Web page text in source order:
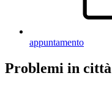
appuntamento
Problemi in città